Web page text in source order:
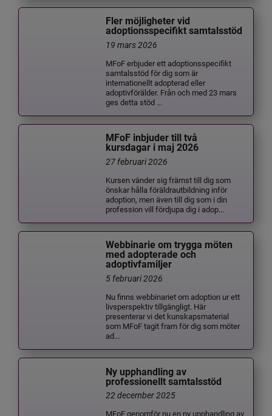
Fler möjligheter vid
adoptionsspecifikt samtalsstöd
19 mars 2026
MFoF erbjuder ett adoptionsspecifikt
samtalsstöd för dig som är
internationellt adopterad eller
adoptivförälder. Från och med 23 mars
ges detta stöd ...
MFoF inbjuder till två
kursdagar i maj 2026
27 februari 2026
Kursen vänder sig främst till dig som
önskar hålla föräldrautbildning inför
adoption, men även till dig som i din
profession vill fördjupa dig i adop...
Webbinarie om trygga möten
med adopterade och
adoptivfamiljer
5 februari 2026
Nu finns webbinariet om adoption ur ett
livsperspektiv tillgängligt. Här
presenterar vi det kunskapsmaterial
som MFoF tagit fram för dig som möter
ad...
Ny upphandling av
professionellt samtalsstöd
22 december 2025
MFoF genomför nu en ny upphandling av